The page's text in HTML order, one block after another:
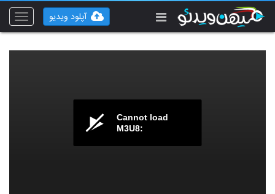
Toggle
آپلود ویدیو
Cannot load
M3U8: